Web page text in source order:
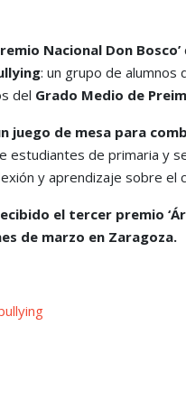
Nacional Don Bosco’
: un grupo de alumnos
del Grado Medio de
juego de mesa para
estudiantes de primaria y
y aprendizaje sobre el
el tercer premio
de marzo en Zaragoza.